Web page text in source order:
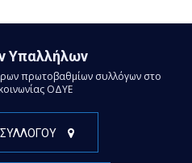
Υπαλλήλων
πρωτοβαθμίων συλλόγων στο
ΟΔΥΕ
ΣΥΛΛΟΓΟΥ